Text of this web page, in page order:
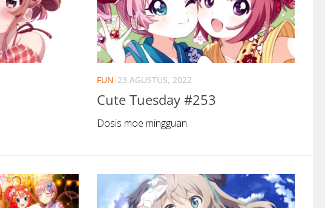
FUN 23 AGUSTUS, 2022
Cute Tuesday #253
Dosis moe mingguan.